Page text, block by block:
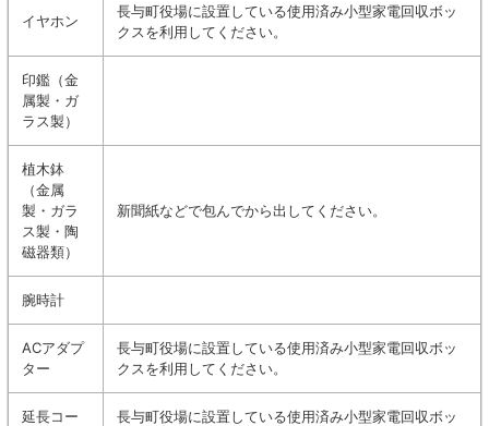
イヤホン
長与町役場に設置している使用済み小型家電回収ボッ
クスを利用してください。
印鑑（金
属製・ガ
ラス製）
植木鉢
（金属
製・ガラ
ス製・陶
磁器類）
新聞紙などで包んでから出してください。
腕時計
ACアダプ
ター
長与町役場に設置している使用済み小型家電回収ボッ
クスを利用してください。
延長コー
長与町役場に設置している使用済み小型家電回収ボッ